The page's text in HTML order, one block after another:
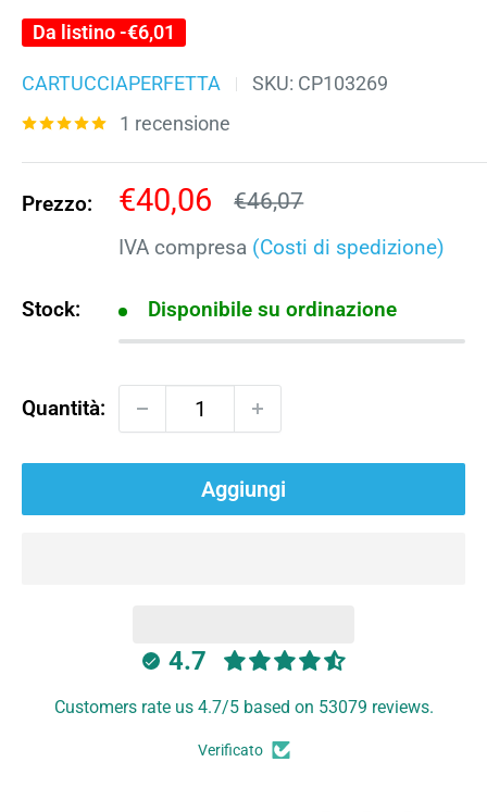
Da listino -€6,01
CARTUCCIAPERFETTA SKU: CP103269
1 recensione
Prezzo:
Prezzo
scontato
€40,06 Prezzo
€46,07
IVA compresa (Costi di spedizione)
Stock: Disponibile su ordinazione
Quantità:
Aggiungi
4.7
Customers rate us 4.7/5 based on 53079 reviews.
Verificato